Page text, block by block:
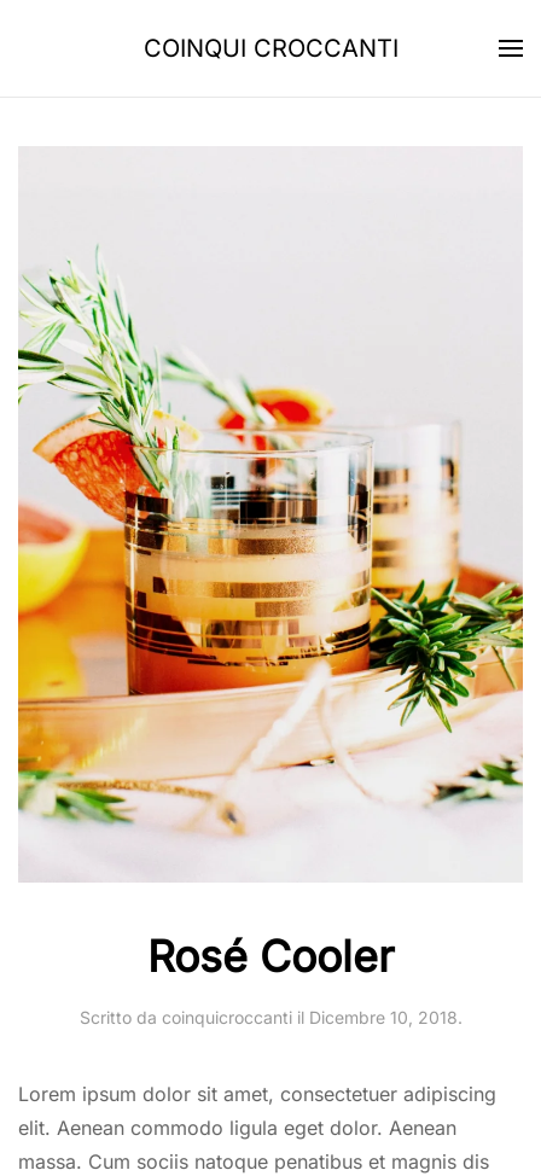
COINQUI CROCCANTI
Rosé Cooler
Scritto da coinquicroccantiil Dicembre 10, 2018.
Lorem ipsum dolor sit amet, consectetuer adipiscing
elit. Aenean commodo ligula eget dolor. Aenean
massa. Cum sociis natoque penatibus et magnis dis